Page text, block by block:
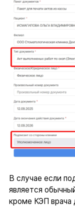
В случае если
является
кроме КЭП врача